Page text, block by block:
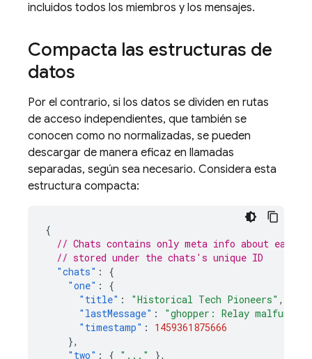
incluidos todos los miembros y los mensajes.
Compacta las estructuras de
datos
Por el contrario, si los datos se dividen en rutas
de acceso independientes, que también se
conocen como no normalizadas, se pueden
descargar de manera eficaz en llamadas
separadas, según sea necesario. Considera esta
estructura compacta:
{
// Chats contains only meta info about each
// stored under the chats's unique ID
"chats" :
{
"one" :
{
"title" : "Historical Tech Pioneers" ,
"lastMessage" :
"ghopper: Relay
"timestamp" :
1459361875666
},
"two" : { "..."
},